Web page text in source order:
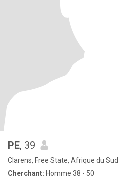
PE, 39
Clarens, Free State, Afrique du Sud
Cherchant: Homme 38 - 50